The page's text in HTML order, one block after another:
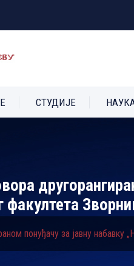
СТУДИЈЕ
факултета
понуђачу за јавну